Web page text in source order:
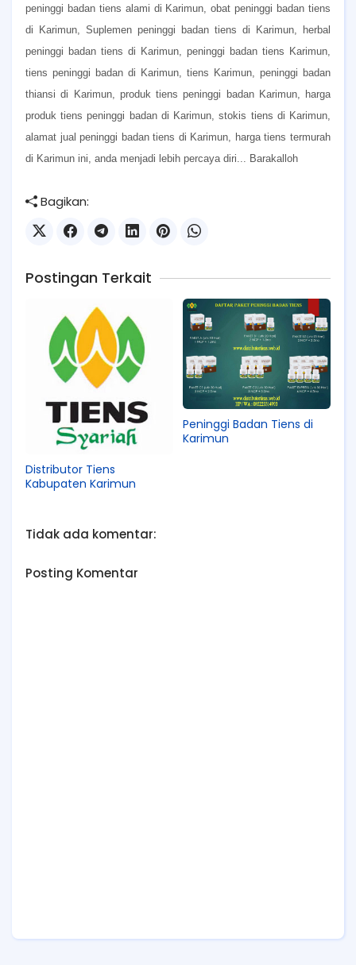
peninggi badan tiens alami di Karimun, obat peninggi badan tiens
di Karimun, Suplemen peninggi badan tiens di Karimun, herbal
peninggi badan tiens di Karimun, peninggi badan tiens Karimun,
tiens peninggi badan di Karimun, tiens Karimun, peninggi badan
thiansi di Karimun, produk tiens peninggi badan Karimun, harga
produk tiens peninggi badan di Karimun, stokis tiens di Karimun,
alamat jual peninggi badan tiens di Karimun, harga tiens termurah
di Karimun ini, anda menjadi lebih percaya diri... Barakalloh
Bagikan:
Postingan Terkait
Distributor Tiens
Kabupaten Karimun
Peninggi Badan Tiens di
Karimun
Tidak ada komentar:
Posting Komentar